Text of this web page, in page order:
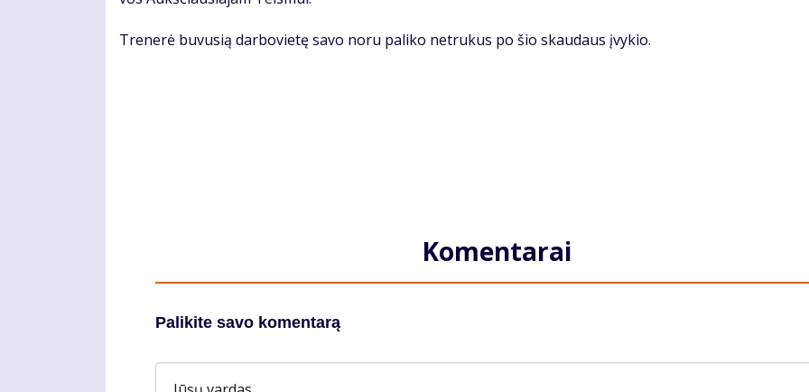
Tre­ne­rė bu­vu­sią dar­bo­vie­tę sa­vo no­ru pa­li­ko ne­tru­kus po šio skau­daus įvy­kio.
Komentarai
Palikite savo komentarą